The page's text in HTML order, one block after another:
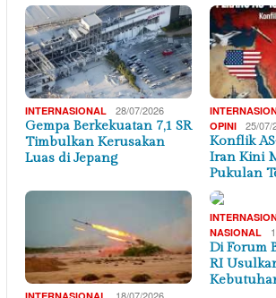
INTERNASIONAL 28/07/2026
Gempa Berkekuatan 7,1 SR
Timbulkan Kerusakan
Luas di Jepang
OPINI 25/07/
Konflik
Iran Kini
Pukulan
NASIONAL
Di Forum
RI